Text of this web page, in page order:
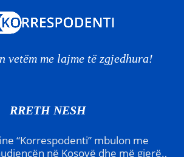
vetëm me lajme të zgjedhura!
RRETH NESH
“Korrespodenti” mbulon me
në Kosovë dhe më gjerë.,